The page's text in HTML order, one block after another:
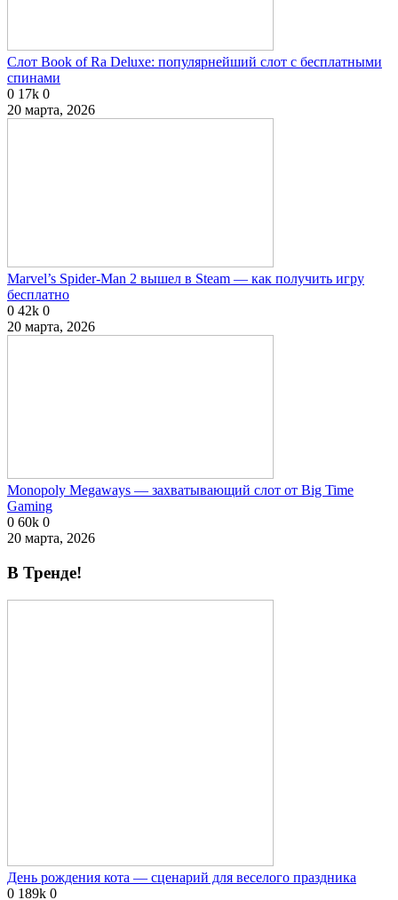
Слот Book of Ra Deluxe: популярнейший слот с бесплатными
спинами
0 17k 0
20 марта, 2026
Marvel’s Spider-Man 2 вышел в Steam — как получить игру
бесплатно
0 42k 0
20 марта, 2026
Monopoly Megaways — захватывающий слот от Big Time
Gaming
0 60k 0
20 марта, 2026
В Тренде!
День рождения кота — сценарий для веселого праздника
0 189k 0